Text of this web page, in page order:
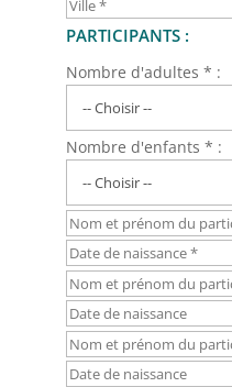
PARTICIPANTS :
Nombre d'adultes * :
Nombre d'enfants * :